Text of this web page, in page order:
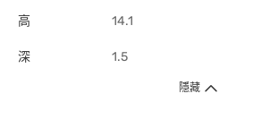
高 14.1
深 1.5
隱藏